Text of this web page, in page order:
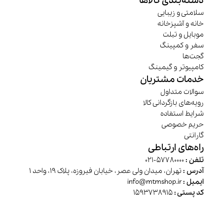
سلامتی و زیبایی
خانه و آشپزخانه
موبایل و تبلت
سفر و کمپینگ
گجت‌ها
کامپیوتر و گیمینگ
خدمات مشتریان
سوالات متداول
رویه‌های بازگردانی کالا
شرایط استفاده
حریم خصوصی
گارانتی
راه‌های ارتباطی
تلفن :
آدرس :تهران، میدان ولی عصر، خیابان فیروزه، پلاک 19، واحد 1
ایمیل :
کد پستی :